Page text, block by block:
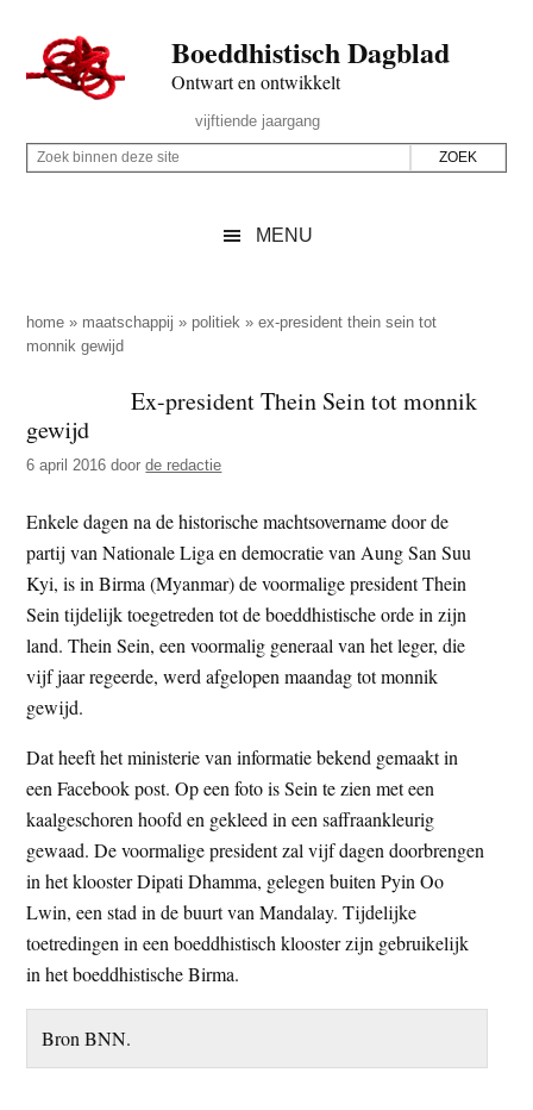
naar
de
inhoud
secondary
naar
de
sidebar
naar
de
Boeddhistisch Dagblad
Ontwart en ontwikkelt
Rechts
vijftiende jaargang
Z
p
d
z
e
i
t
e
Z
i
n
n
d
z
e
s
i
t
e
MENU
home » maatschappij » politiek »ex-president thein sein tot
monnik gewijd
Ex-president Thein Sein tot monnik
gewijd
6 april 2016 doorde redactie
Enkele dagen na de historische machtsovername door de
partij van Nationale Liga en democratie van Aung San Suu
Kyi, is in Birma (Myanmar) de voormalige president Thein
Sein tijdelijk toegetreden tot de boeddhistische orde in zijn
land. Thein Sein, een voormalig generaal van het leger, die
vijf jaar regeerde, werd afgelopen maandag tot monnik
gewijd.
Dat heeft het ministerie van informatie bekend gemaakt in
een Facebook post. Op een foto is Sein te zien met een
kaalgeschoren hoofd en gekleed in een saffraankleurig
gewaad. De voormalige president zal vijf dagen doorbrengen
in het klooster Dipati Dhamma, gelegen buiten Pyin Oo
Lwin, een stad in de buurt van Mandalay. Tijdelijke
toetredingen in een boeddhistisch klooster zijn gebruikelijk
in het boeddhistische Birma.
Bron BNN.